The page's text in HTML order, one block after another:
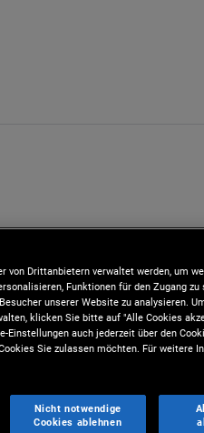
von Drittanbietern verwaltet werden, um
Funktionen für den Zugang zu
unserer Website zu analysieren.
klicken Sie bitte auf "Alle Cookies
Einstellungen auch jederzeit über den
Sie zulassen möchten. Für weitere
Nicht notwendige
Cookies ablehnen